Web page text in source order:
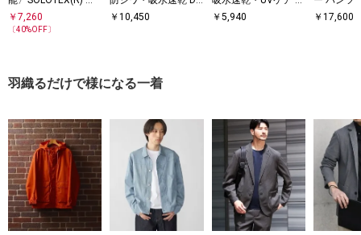
ットン ピケ クルーネ
ック ロングスリーブ
￥ 7,260
〔40%OFF〕
ymix(R) ワンポイン
￥10,450
ymix（R）ワンポイ
￥ 5,940
￥17,600
羽織るだけで様になる一着